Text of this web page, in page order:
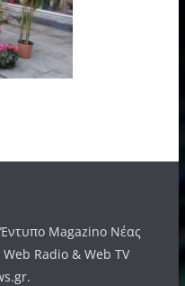
Magazino Νέας
Radio & Web TV